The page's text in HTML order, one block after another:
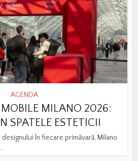
AGENDA
MILANO 2026:
SPATELE ESTETICII
designului În fiecare primăvară, Milano